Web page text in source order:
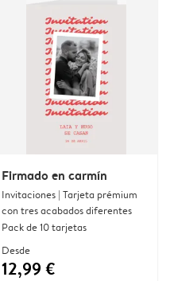
Firmado en carmín
Invitaciones | Tarjeta prémium
con tres acabados diferentes
Pack de 10 tarjetas
Desde
12,99 €